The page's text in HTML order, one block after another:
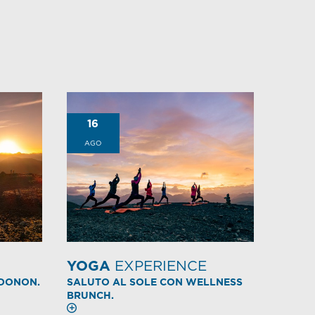
16
AGO
YOGA EXPERIENCE
SALUTO AL SOLE CON WELLNESS
BRUNCH.